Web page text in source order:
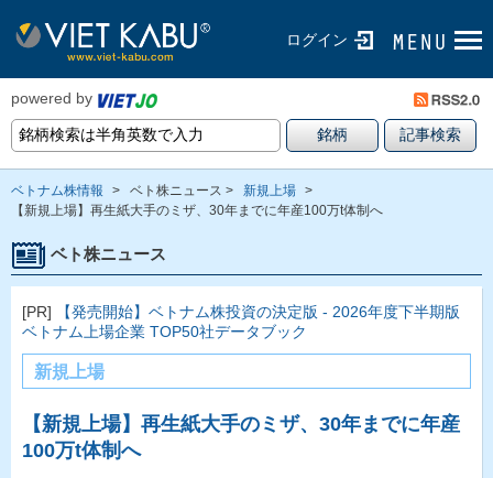
ログイン
powered by
ベトナム株情報 > ベト株ニュース > 新規上場 >
【新規上場】再生紙大手のミザ、30年までに年産100万t体制へ
ベト株ニュース
[PR]
【発売開始】ベトナム株投資の決定版 - 2026年度下半期版
ベトナム上場企業 TOP50社データブック
新規上場
【新規上場】再生紙大手のミザ、30年までに年産
100万t体制へ